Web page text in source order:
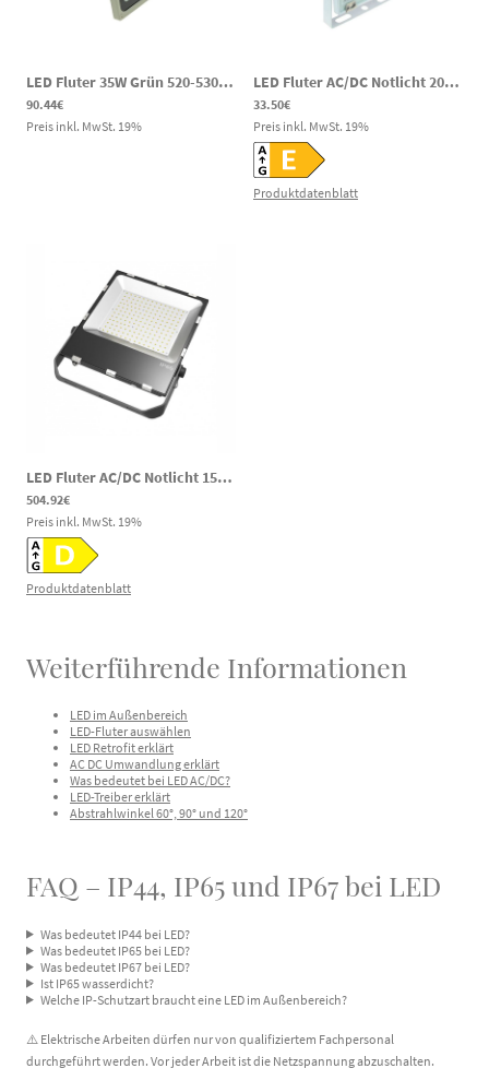
LED Fluter 35W Grün 520-530nm 100-240V AC IP65 Lagerung Kartoffeln
90.44€
Preis inkl. MwSt. 19%
LED Fluter AC/DC Notlicht 20W 2200lm 4000K 120-269V DC 100-240V AC
33.50€
Preis inkl. MwSt. 19%
Produktdatenblatt
LED Fluter AC/DC Notlicht 150W 18000lm 5000K 80-269V DC 100-277V AC speziell für Wasserwerke und Zisternen
504.92€
Preis inkl. MwSt. 19%
Produktdatenblatt
Weiterführende Informationen
LED im Außenbereich
LED-Fluter auswählen
LED Retrofit erklärt
AC DC Umwandlung erklärt
Was bedeutet bei LED AC/DC?
LED-Treiber erklärt
Abstrahlwinkel 60°, 90° und 120°
FAQ – IP44, IP65 und IP67 bei LED
Was bedeutet IP44 bei LED?
Was bedeutet IP65 bei LED?
Was bedeutet IP67 bei LED?
Ist IP65 wasserdicht?
Welche IP-Schutzart braucht eine LED im Außenbereich?
⚠️ Elektrische Arbeiten dürfen nur von qualifiziertem Fachpersonal
durchgeführt werden. Vor jeder Arbeit ist die Netzspannung abzuschalten.